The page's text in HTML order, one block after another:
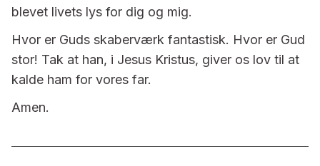
blevet livets lys for dig og mig.
Hvor er Guds skaberværk fantastisk. Hvor er Gud
stor! Tak at han, i Jesus Kristus, giver os lov til at
kalde ham for vores far.
Amen.